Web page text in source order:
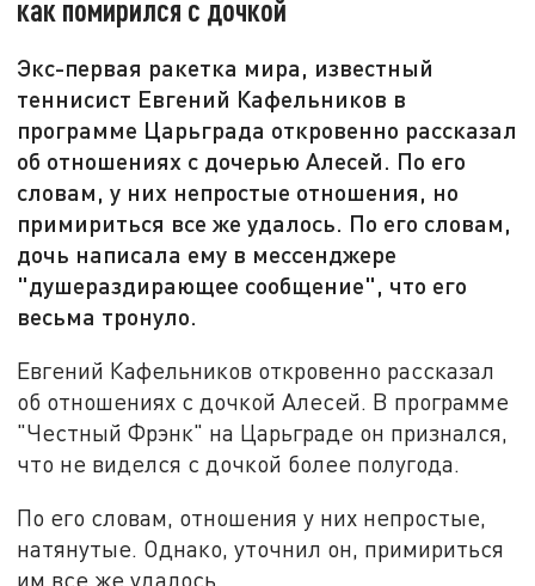
как помирился с дочкой
Экс-первая ракетка мира, известный
теннисист Евгений Кафельников в
программе Царьграда откровенно рассказал
об отношениях с дочерью Алесей. По его
словам, у них непростые отношения, но
примириться все же удалось. По его словам,
дочь написала ему в мессенджере
"душераздирающее сообщение", что его
весьма тронуло.
Евгений Кафельников откровенно рассказал
об отношениях с дочкой Алесей. В программе
"Честный Фрэнк" на Царьграде он признался,
что не виделся с дочкой более полугода.
По его словам, отношения у них непростые,
натянутые. Однако, уточнил он, примириться
им все же удалось.